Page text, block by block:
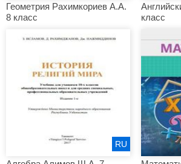
Геометрия Рахимкориев А.А.
8 класс
класс
RU